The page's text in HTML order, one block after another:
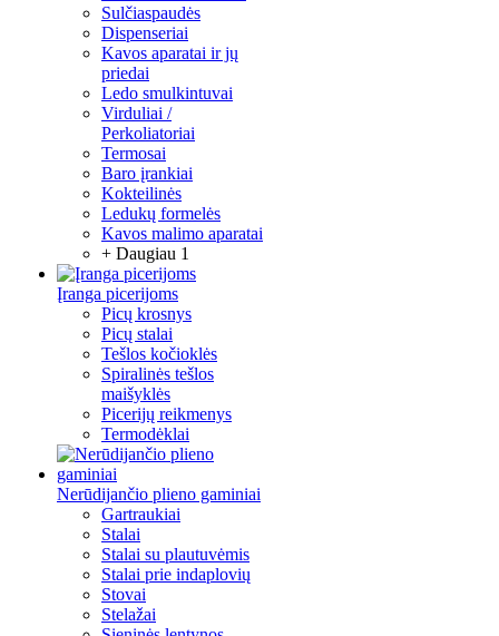
Sulčiaspaudės
Dispenseriai
Kavos aparatai ir jų
priedai
Ledo smulkintuvai
Virduliai /
Perkoliatoriai
Termosai
Baro įrankiai
Kokteilinės
Ledukų formelės
Kavos malimo aparatai
+ Daugiau 1
Įranga picerijoms
Picų krosnys
Picų stalai
Tešlos kočioklės
Spiralinės tešlos
maišyklės
Picerijų reikmenys
Termodėklai
Nerūdijančio plieno gaminiai
Gartraukiai
Stalai
Stalai su plautuvėmis
Stalai prie indaplovių
Stovai
Stelažai